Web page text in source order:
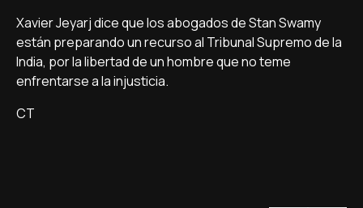
Xavier Jeyarj dice que los abogados de Stan Swamy
están preparando un recurso al Tribunal Supremo de la
India, por la libertad de un hombre que no teme
enfrentarse a la injusticia.
CT